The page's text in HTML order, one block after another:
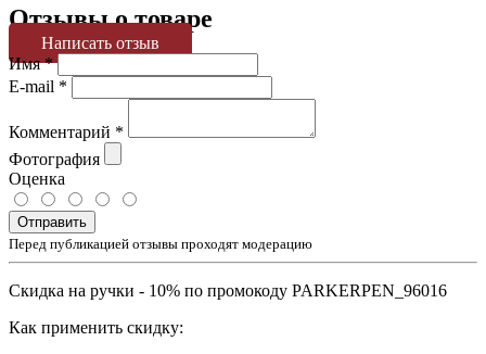
Отзывы о товаре
Написать отзыв
Имя*
E-mail *
Комментарий *
Фотография
Оценка
Отправить
Перед публикацией отзывы проходят модерацию
Скидка на ручки - 10% по промокоду PARKERPEN_96016
Как применить скидку: